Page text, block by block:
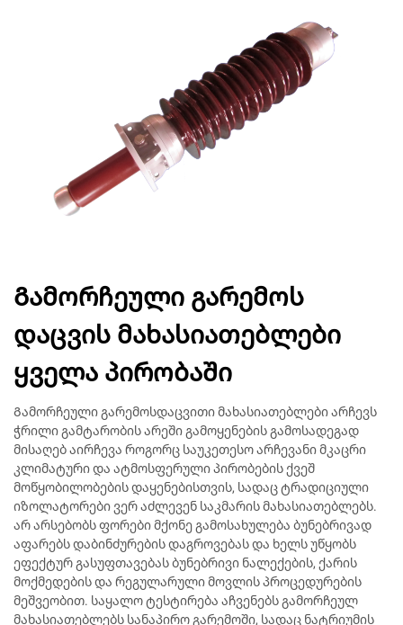
Გამორჩეული გარემოს
დაცვის მახასიათებლები
ყველა პირობაში
Გამორჩეული გარემოსდაცვითი მახასიათებლები არჩევს
ჭრილი გამტარობის არეში გამოყენების გამოსადეგად
მისაღებ აირჩევა როგორც საუკეთესო არჩევანი მკაცრი
კლიმატური და ატმოსფერული პირობების ქვეშ
მოწყობილობების დაყენებისთვის, სადაც ტრადიციული
იზოლატორები ვერ აძლევენ საკმარის მახასიათებლებს.
არ არსებობს ფორები მქონე გამოსახულება ბუნებრივად
აფარებს დაბინძურების დაგროვებას და ხელს უწყობს
ეფექტურ გასუფთავებას ბუნებრივი ნალექების, ქარის
მოქმედების და რეგულარული მოვლის პროცედურების
მეშვეობით. საყალო ტესტირება აჩვენებს გამორჩეულ
მახასიათებლებს სანაპირო გარემოში, სადაც ნატრიუმის